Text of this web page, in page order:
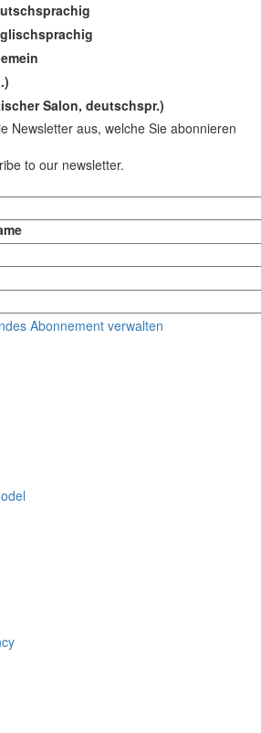
Salon, deutschspr.)
Newsletter aus, welche Sie abonnieren
to our newsletter.
Abonnement verwalten